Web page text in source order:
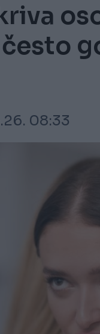
08:33